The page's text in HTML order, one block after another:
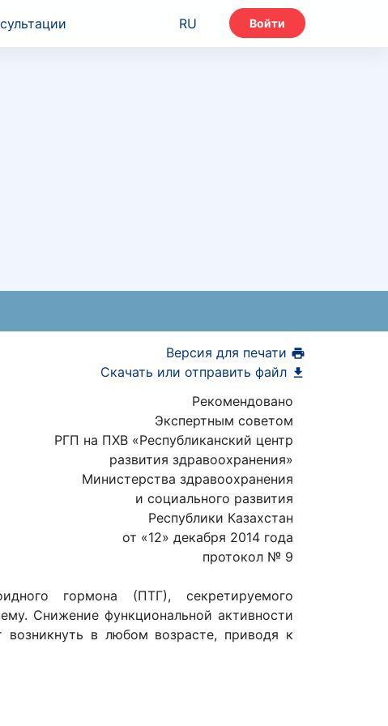
RU Войти
Версия для печати
Скачать или отправить файл
Рекомендовано
Экспертным советом
РГП на ПХВ «Республиканский центр
развития здравоохранения»
Министерства здравоохранения
и социального развития
Республики Казахстан
от «12» декабря 2014 года
протокол № 9
гормона (ПТГ), секретируемого
Снижение функциональной активности
в любом возрасте, приводя к